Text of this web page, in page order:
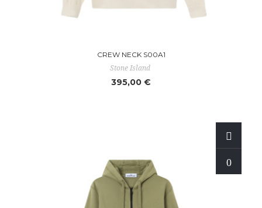
CREW NECK S00A1
Stone Island
395,00 €